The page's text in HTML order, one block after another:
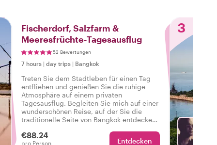
Fischerdorf, Salzfarm &
Meeresfrüchte-Tagesausflug
52 Bewertungen
7 hours | day trips | Bangkok
Treten Sie dem Stadtleben für einen Tag
entfliehen und genießen Sie die ruhige
Atmosphäre auf einem privaten
Tagesausflug. Begleiten Sie mich auf einer
wunderschönen Reise, auf der Sie die
traditionelle Seite von Bangkok entdecken
Mangrovenwälder und eine Salzfarm.
€88.24
pro Person Entdecken
3